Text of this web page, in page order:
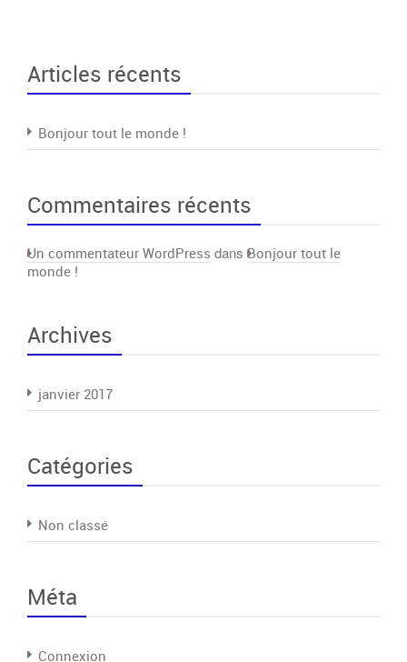
Articles récents
Bonjour tout le monde !
Commentaires récents
Un commentateur WordPress dans Bonjour tout le
monde !
Archives
janvier 2017
Catégories
Non classé
Méta
Connexion